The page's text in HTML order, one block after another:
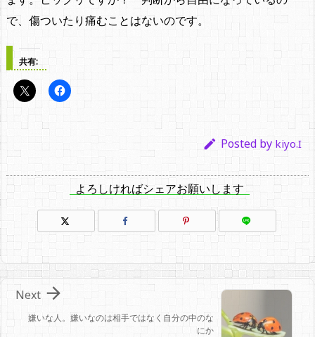
で、傷ついたり痛むことはないのです。
共有:
 Posted by kiyo.I
よろしければシェアお願いします
嫌いな人。嫌いなのは相手ではなく自分の中のな
にか

Next